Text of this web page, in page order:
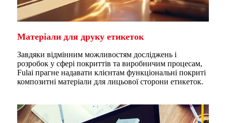
Матеріали для друку етикеток
Завдяки відмінним можливостям досліджень і
розробок у сфері покриттів та виробничим процесам,
Fulai прагне надавати клієнтам функціональні покриті
композитні матеріали для лицьової сторони етикеток.